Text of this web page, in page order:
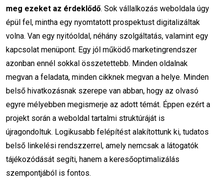
célközönség meghatározása
buyer persona Instagram tippek
TikTok üzleti célokra LinkedIn stratégia
videó marketing marketing KPI
mesterséges intelligencia a marketingben
WordPress kurzus Pályaváltás
Webshop készítés WooCommerce
E-kereskedelem
meg ezeket az érdeklődő. Sok vállalkozás weboldala úgy
épül fel, mintha egy nyomtatott prospektust digitalizáltak
volna. Van egy nyitóoldal, néhány szolgáltatás, valamint egy
kapcsolat menüpont. Egy jól működő marketingrendszer
azonban ennél sokkal összetettebb. Minden oldalnak
megvan a feladata, minden cikknek megvan a helye. Minden
belső hivatkozásnak szerepe van abban, hogy az olvasó
egyre mélyebben megismerje az adott témát. Éppen ezért a
projekt során a weboldal tartalmi struktúráját is
újragondoltuk. Logikusabb felépítést alakítottunk ki, tudatos
belső linkelési rendszzerrel, amely nemcsak a látogatók
tájékozódását segíti, hanem a keresőoptimalizálás
szempontjából is fontos.